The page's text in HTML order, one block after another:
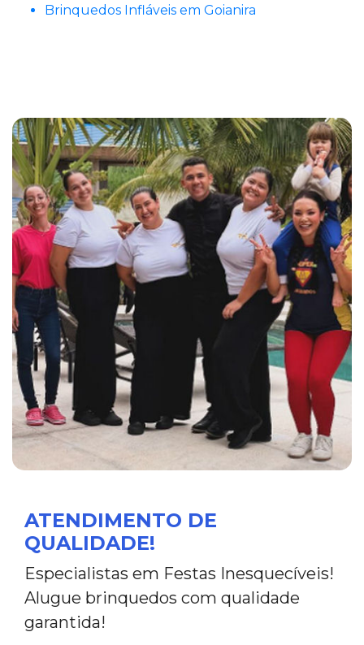
Brinquedos Infláveis em Goianira
ATENDIMENTO DE
QUALIDADE!
Especialistas em Festas Inesquecíveis!
Alugue brinquedos com qualidade
garantida!